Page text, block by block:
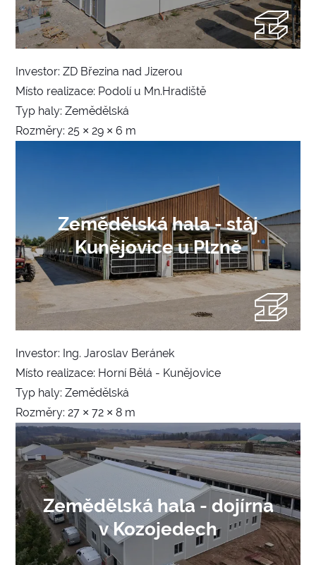
Investor: ZD Březina nad Jizerou
Místo realizace: Podolí u Mn.Hradiště
Typ haly: Zemědělská
Rozměry: 25 × 29 × 6 m
Zemědělská hala - stáj
Kunějovice u Plzně
Investor: Ing. Jaroslav Beránek
Místo realizace: Horní Bělá - Kunějovice
Typ haly: Zemědělská
Rozměry: 27 × 72 × 8 m
Zemědělská hala - dojírna
v Kozojedech